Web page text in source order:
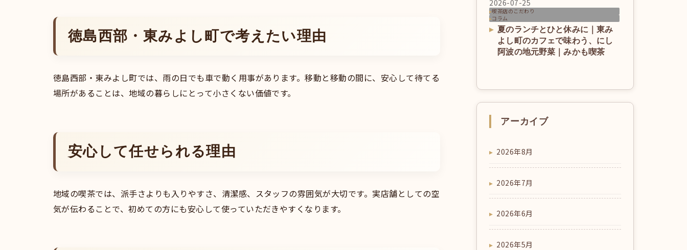
徳島西部・東みよし町で考えたい理由
徳島西部・東みよし町では、雨の日でも車で動く用事があります。移動と移動の間に、安心して待てる
場所があることは、地域の暮らしにとって小さくない価値です。
安心して任せられる理由
地域の喫茶では、派手さよりも入りやすさ、清潔感、スタッフの雰囲気が大切です。実店舗としての空
気が伝わることで、初めての方にも安心して使っていただきやすくなります。
2026-07-25
喫茶店のこだわり
コラム
夏のランチとひと休みに｜東み
よし町のカフェで味わう、にし
阿波の地元野菜｜みかも喫茶
アーカイブ
2026年8月
2026年7月
2026年6月
2026年5月